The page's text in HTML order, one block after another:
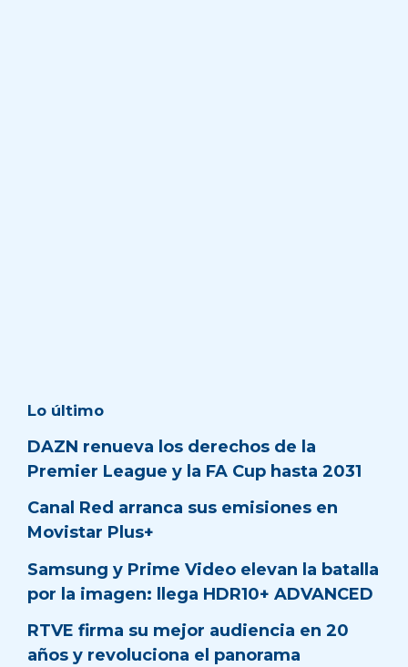
Lo último
DAZN renueva los derechos de la
Premier League y la FA Cup hasta 2031
Canal Red arranca sus emisiones en
Movistar Plus+
Samsung y Prime Video elevan la batalla
por la imagen: llega HDR10+ ADVANCED
RTVE firma su mejor audiencia en 20
años y revoluciona el panorama